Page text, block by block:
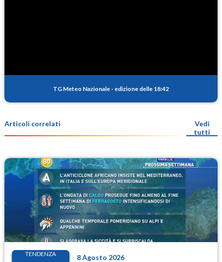
TG Meteo Nazionale - edizione delle 18:42
Articoli correlati
Vedi
tutti
TENDENZA 8 Agosto 2026